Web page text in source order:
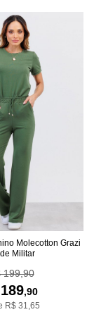
Molecotton Grazi
Militar
199,90
189,90
R$ 31,65